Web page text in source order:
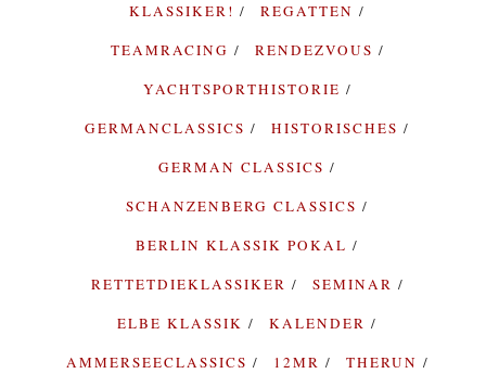
KLASSIKER!
REGATTEN
TEAMRACING
RENDEZVOUS
YACHTSPORTHISTORIE
GERMANCLASSICS
HISTORISCHES
GERMAN CLASSICS
SCHANZENBERG CLASSICS
BERLIN KLASSIK POKAL
RETTETDIEKLASSIKER
SEMINAR
ELBE KLASSIK
KALENDER
AMMERSEECLASSICS
12MR
THERUN